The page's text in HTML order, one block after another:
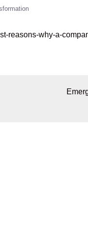
reasons-why-a-